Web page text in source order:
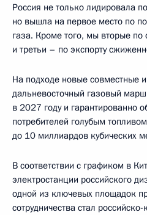
Россия не только лидировала
но вышла на первое место по
газа. Кроме того, мы вторые по
и третьи – по экспорту
На подходе новые совместные
дальневосточный газовый
в 2027 году и гарантированно
потребителей голубым
до 10 миллиардов кубических
В соответствии с графиком в
электростанции российского
одной из ключевых площадок
сотрудничества стал